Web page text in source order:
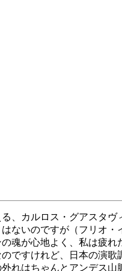
、カルロス・グアスタ
ないのですが（フリオ
魂が心地よく、私は疲れ
ですけれど、日本の演
れはちゃんとアンデス